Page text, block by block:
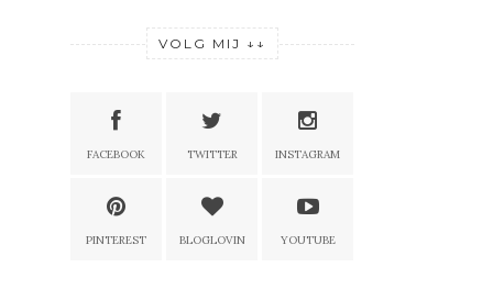
VOLG MIJ ↓↓
FACEBOOK TWITTER INSTAGRAM
PINTEREST BLOGLOVIN YOUTUBE